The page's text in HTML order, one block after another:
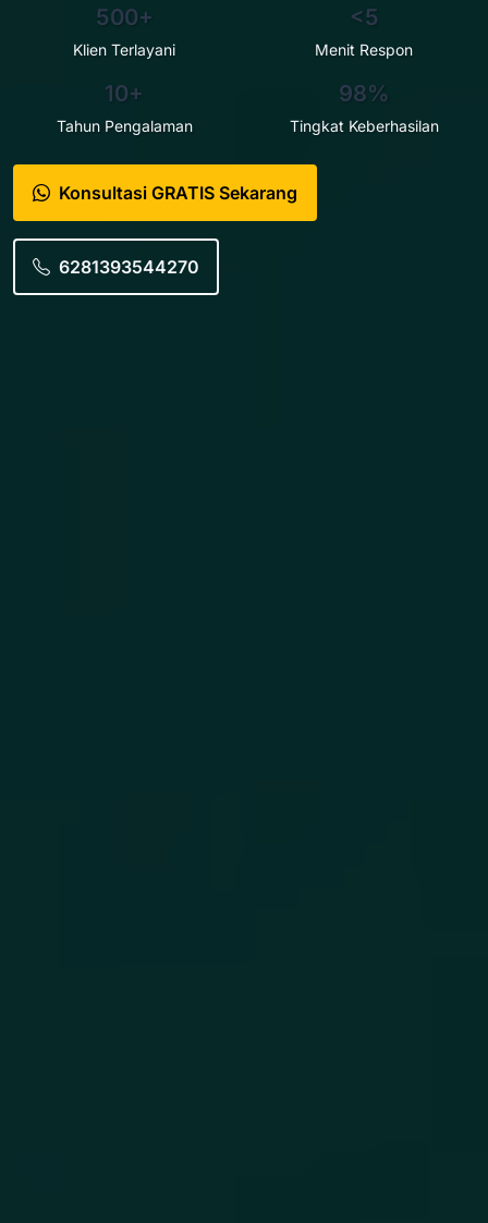
500+
Klien Terlayani
<5
Menit Respon
10+
Tahun Pengalaman
98%
Tingkat Keberhasilan
Konsultasi GRATIS Sekarang
6281393544270